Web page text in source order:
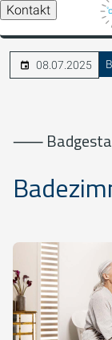
Kontakt
08.07.2025
⸺